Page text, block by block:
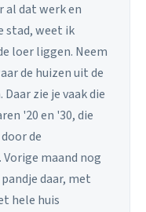
al dat werk en
stad, weet ik
loer liggen. Neem
de huizen uit de
zie je vaak die
'20 en '30, die
de
maand nog
daar, met
hele huis